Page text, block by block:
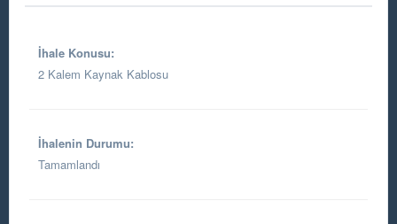
İhale Konusu:
2 Kalem Kaynak Kablosu
İhalenin Durumu:
Tamamlandı